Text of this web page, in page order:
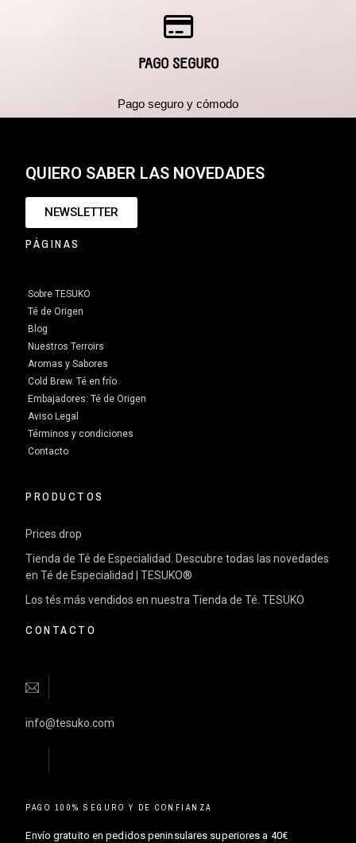
PAGO SEGURO
Pago seguro y cómodo
QUIERO SABER LAS NOVEDADES
NEWSLETTER
PÁGINAS
Sobre TESUKO
Té de Origen
Blog
Nuestros Terroirs
Aromas y Sabores
Cold Brew. Té en frío
Embajadores: Té de Origen
Aviso Legal
Términos y condiciones
Contacto
PRODUCTOS
Prices drop
Tienda de Té de Especialidad. Descubre todas las novedades
en Té de Especialidad | TESUKO®
Los tés más vendidos en nuestra Tienda de Té. TESUKO
CONTACTO
info@tesuko.com
PAGO 100% SEGURO Y DE CONFIANZA
Envío gratuito en pedidos peninsulares superiores a 40€